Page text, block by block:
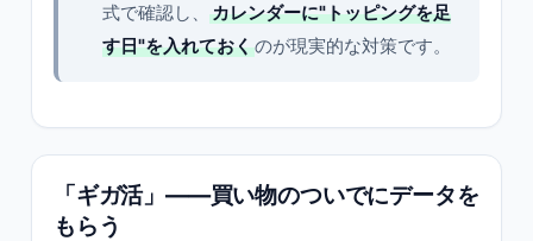
式で確認し、
カレンダーに"トッピングを足
す日"を入れておくのが現実的な対策です。
「ギガ活」——買い物のついでにデータを
もらう